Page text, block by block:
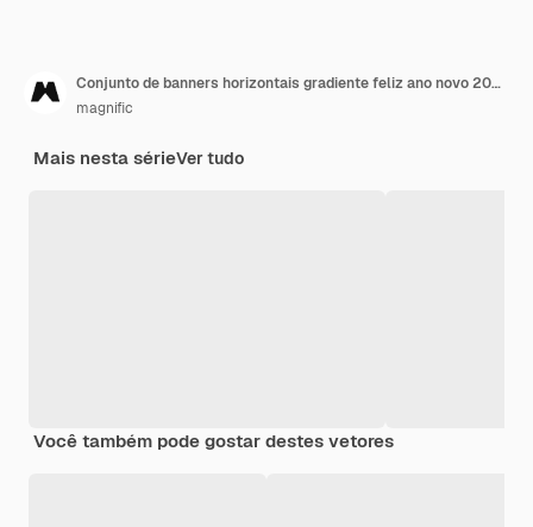
Conjunto de banners horizontais gradiente feliz ano novo 2022
magnific
Mais nesta sérieVer tudo
Você também pode gostar destes vetores